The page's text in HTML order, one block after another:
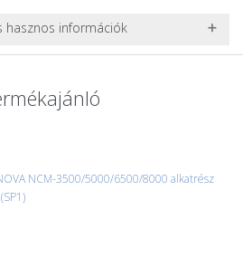
hasznos információk
vagy nehéz termékeknél (pl. nagy
egyedi szállítási ajánlatot adunk.
meg. Minden rendelés egyedi,
mindenképpen.
sérülést, folyadékot vagy
NCM-3500/5000/6500/8000 alkatrész